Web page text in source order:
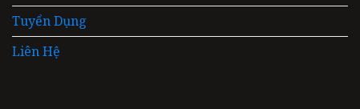
Tuyển Dụng
Liên Hệ